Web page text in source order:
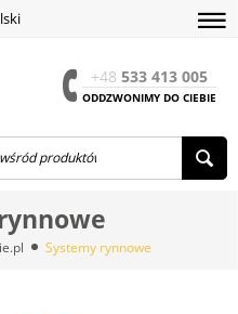
+48 533 413 005
ODDZWONIMY DO CIEBIE
Systemy rynnowe